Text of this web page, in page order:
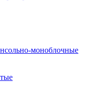
моноблочные